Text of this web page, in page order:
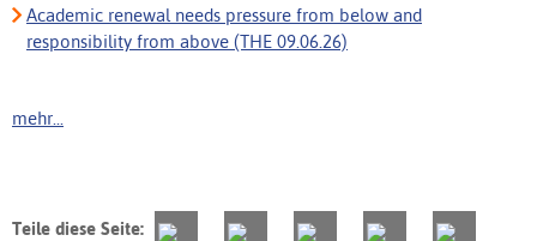
Academic renewal needs pressure from below and
responsibility from above (THE 09.06.26)
mehr...
Teile diese Seite: